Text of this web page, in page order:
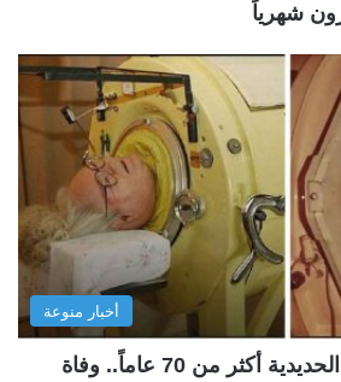
أخبار منوعة
عاشت تتنفس بالرئة الحديدية أكثر من 70 عاماً.. وفاة